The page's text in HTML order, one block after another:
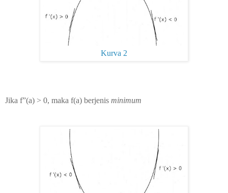
Kurva 2
Jika f”(a) > 0, maka f(a) berjenis minimum